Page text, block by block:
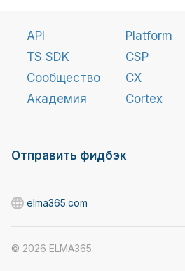
API
TS SDK
Сообщество
Академия
Platform
CSP
CX
Cortex
Отправить фидбэк
© 2026 ELMA365
elma365.com